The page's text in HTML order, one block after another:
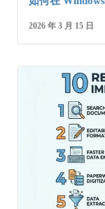
2026 年 3 月 15 日